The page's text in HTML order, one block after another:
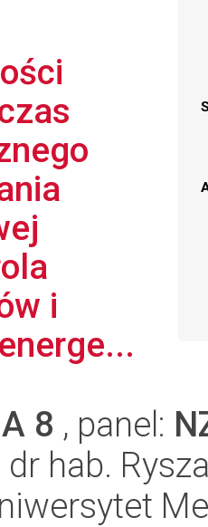
i
8 , panel:
hab.